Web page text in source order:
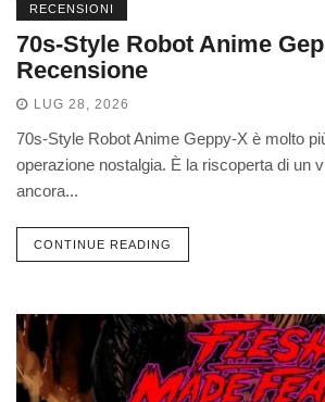
RECENSIONI
70s-Style Robot Anime
Recensione
LUG 28, 2026
70s-Style Robot Anime Geppy-X è molto
operazione nostalgia. È la riscoperta di un
ancora...
CONTINUE READING